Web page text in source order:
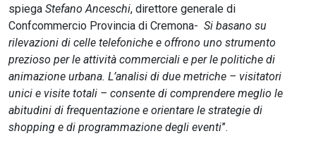
spiega Stefano Anceschi, direttore generale di
Confcommercio Provincia di Cremona- Si basano su
rilevazioni di celle telefoniche e offrono uno strumento
prezioso per le attività commerciali e per le politiche di
animazione urbana. L’analisi di due metriche – visitatori
unici e visite totali – consente di comprendere meglio le
abitudini di frequentazione e orientare le strategie di
shopping e di programmazione degli eventi”.